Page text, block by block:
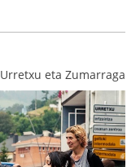
Urretxu eta Zumarraga